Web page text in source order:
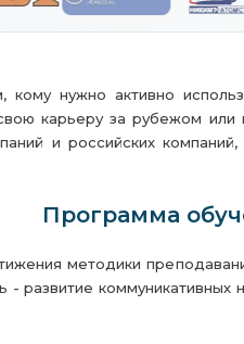
кому нужно активно
карьеру за рубежом
и российских
Программа
методики
развитие